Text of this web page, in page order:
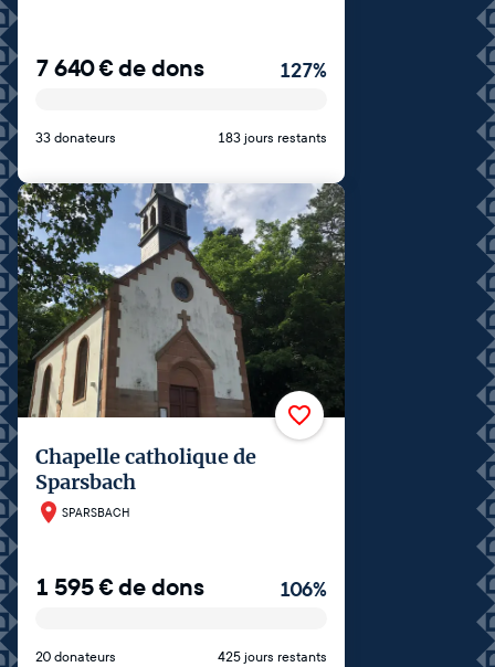
7 640€de dons 127%
33 donateurs 183 jours restants
Chapelle catholique de
Sparsbach
SPARSBACH
1 595€de dons 106%
20 donateurs 425 jours restants